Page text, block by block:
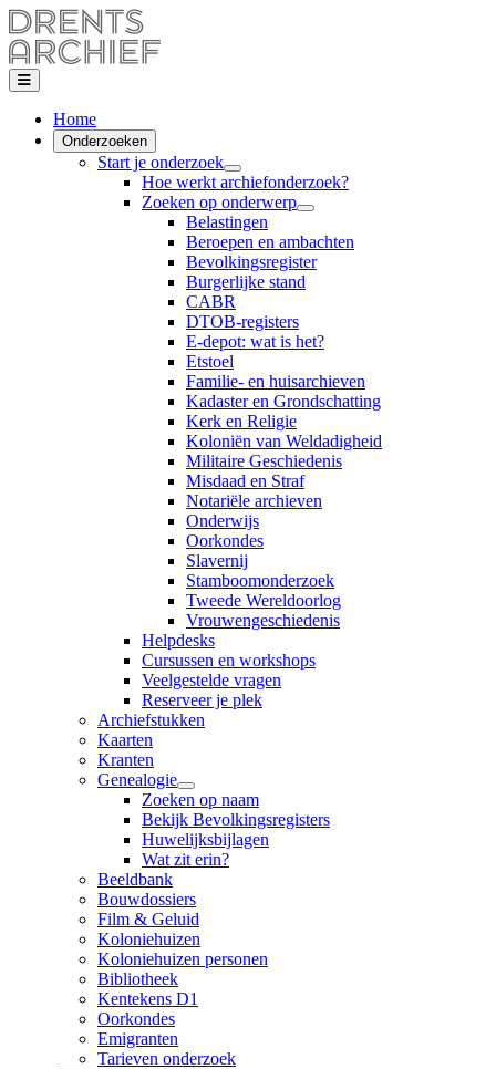
Home
Onderzoeken
Start je onderzoek
Hoe werkt archiefonderzoek?
Zoeken op onderwerp
Belastingen
Beroepen en ambachten
Bevolkingsregister
Burgerlijke stand
CABR
DTOB-registers
E-depot: wat is het?
Etstoel
Familie- en huisarchieven
Kadaster en Grondschatting
Kerk en Religie
Koloniën van Weldadigheid
Militaire Geschiedenis
Misdaad en Straf
Notariële archieven
Onderwijs
Oorkondes
Slavernij
Stamboomonderzoek
Tweede Wereldoorlog
Vrouwengeschiedenis
Helpdesks
Cursussen en workshops
Veelgestelde vragen
Reserveer je plek
Archiefstukken
Kaarten
Kranten
Genealogie
Zoeken op naam
Bekijk Bevolkingsregisters
Huwelijksbijlagen
Wat zit erin?
Beeldbank
Bouwdossiers
Film & Geluid
Koloniehuizen
Koloniehuizen personen
Bibliotheek
Kentekens D1
Oorkondes
Emigranten
Tarieven onderzoek